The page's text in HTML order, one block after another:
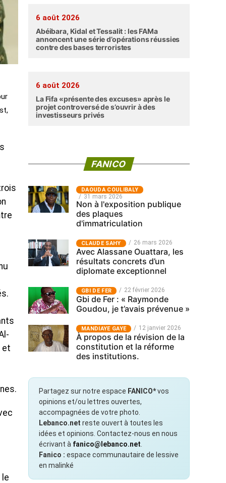
et
6 août 2026
Abéibara, Kidal et Tessalit : les FAMa
annoncent une série d’opérations réussies
contre des bases terroristes
6 août 2026
La Fifa «présente des excuses» après le
projet controversé de s’ouvrir à des
investisseurs privés
FANICO
‎DAOUDA COULIBALY
31 mars 2026
Non à l'exposition publique
des plaques
d'immatriculation
CLAUDE SAHY 26 mars 2026
Avec Alassane Ouattara, les
résultats concrets d’un
diplomate exceptionnel
GBI DE FER 22 février 2026
Gbi de Fer : « Raymonde
Goudou, je t’avais prévenue »
MANDIAYE GAYE 12 janvier 2026
À propos de la révision de la
constitution et la réforme
des institutions.
Partagez sur notre espace FANICO*vos
opinions et/ou lettres ouvertes,
accompagnées de votre photo.
Lebanco.net reste ouvert à toutes les
idées et opinions. Contactez-nous en nous
écrivant à fanico@lebanco.net
Fanico : espace communautaire de lessive
en malinké